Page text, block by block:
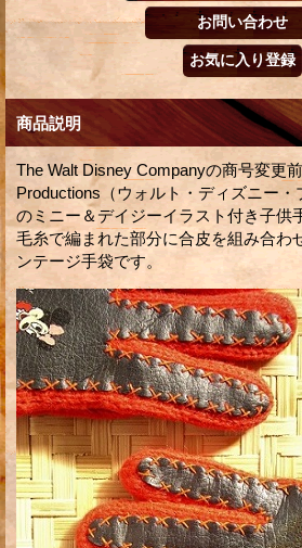
商品説明
The Walt Disney Companyの商号変更
Productions（ウォルト・ディズニー
のミニー＆デイジーイラスト付き子
毛糸で編まれた部分に合皮を組み合わ
ンテージ手袋です。